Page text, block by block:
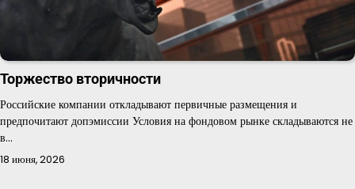
Торжество вторичности
Российские компании откладывают первичные размещения и
предпочитают допэмиссии Условия на фондовом рынке складываются не
в…
18 июня, 2026